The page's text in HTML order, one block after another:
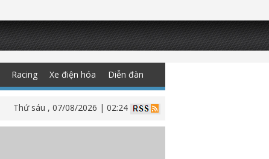
Racing Xe điện hóa Diễn đàn
Thứ sáu , 07/08/2026 | 02:24